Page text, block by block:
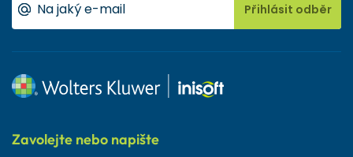
Přihlásit odběr
Zavolejte nebo napište